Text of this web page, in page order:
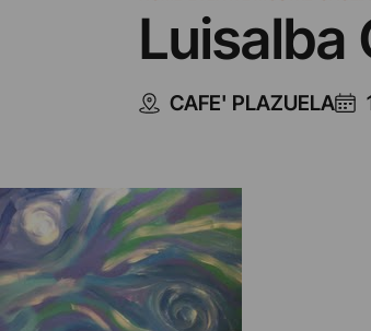
Luisalba
CAFE' PLAZUELA